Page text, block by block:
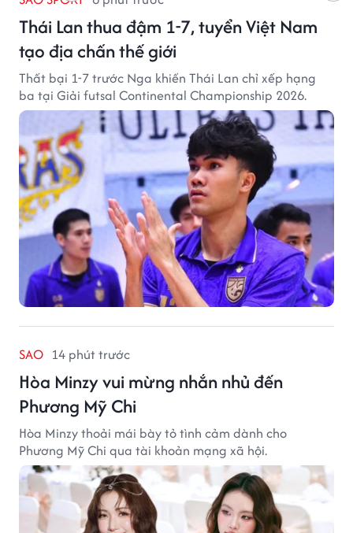
Thái Lan thua đậm 1-7, tuyển Việt Nam
tạo địa chấn thế giới
Thất bại 1-7 trước Nga khiến Thái Lan chỉ xếp hạng
ba tại Giải futsal Continental Championship 2026.
SAO 14 phút trước
Hòa Minzy vui mừng nhắn nhủ đến
Phương Mỹ Chi
Hòa Minzy thoải mái bày tỏ tình cảm dành cho
Phương Mỹ Chi qua tài khoản mạng xã hội.